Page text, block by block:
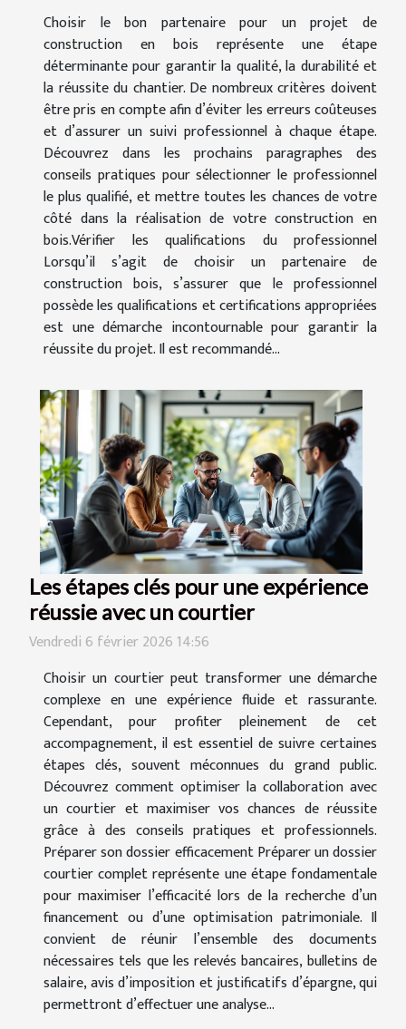
Choisir le bon partenaire pour un projet de
construction en bois représente une étape
déterminante pour garantir la qualité, la durabilité et
la réussite du chantier. De nombreux critères doivent
être pris en compte afin d’éviter les erreurs coûteuses
et d’assurer un suivi professionnel à chaque étape.
Découvrez dans les prochains paragraphes des
conseils pratiques pour sélectionner le professionnel
le plus qualifié, et mettre toutes les chances de votre
côté dans la réalisation de votre construction en
bois.Vérifier les qualifications du professionnel
Lorsqu’il s’agit de choisir un partenaire de
construction bois, s’assurer que le professionnel
possède les qualifications et certifications appropriées
est une démarche incontournable pour garantir la
réussite du projet. Il est recommandé...
Les étapes clés pour une expérience
réussie avec un courtier
Vendredi 6 février 2026 14:56
Choisir un courtier peut transformer une démarche
complexe en une expérience fluide et rassurante.
Cependant, pour profiter pleinement de cet
accompagnement, il est essentiel de suivre certaines
étapes clés, souvent méconnues du grand public.
Découvrez comment optimiser la collaboration avec
un courtier et maximiser vos chances de réussite
grâce à des conseils pratiques et professionnels.
Préparer son dossier efficacement Préparer un dossier
courtier complet représente une étape fondamentale
pour maximiser l’efficacité lors de la recherche d’un
financement ou d’une optimisation patrimoniale. Il
convient de réunir l’ensemble des documents
nécessaires tels que les relevés bancaires, bulletins de
salaire, avis d’imposition et justificatifs d’épargne, qui
permettront d’effectuer une analyse...